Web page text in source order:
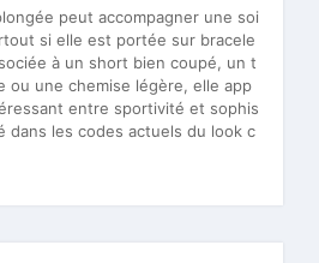
peut accompagner une soi
si elle est portée sur bracele
à un short bien coupé, un t
ou une chemise légère, elle app
entre sportivité et sophis
dans les codes actuels du look c